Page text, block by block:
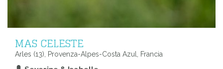
MAS CELESTE
Arles (13), Provenza-Alpes-Costa Azul, Francia